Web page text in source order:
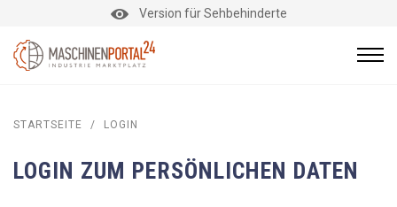
Version für Sehbehinderte
STARTSEITE / LOGIN
LOGIN ZUM PERSÖNLICHEN DATEN